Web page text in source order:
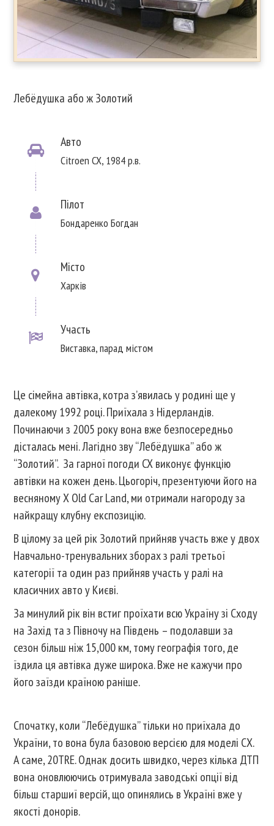
Лебёдушка або ж Золотий
Авто
Citroen CX, 1984 р.в.
Пілот
Бондаренко Богдан
Місто
Харків
Участь
Виставка, парад містом
Це сімейна автівка, котра з’явилась у родині ще у
далекому 1992 році. Приїхала з Нідерландів.
Починаючи з 2005 року вона вже безпосередньо
дісталась мені. Лагідно зву “Лебёдушка” або ж
“Золотий”. За гарної погоди CX виконує функцію
автівки на кожен день. Цьогоріч, презентуючи його на
весняному X Old Car Land, ми отримали нагороду за
найкращу клубну експозицію.
В цілому за цей рік Золотий прийняв участь вже у двох
Навчально-тренувальних зборах з ралі третьої
категорії та один раз прийняв участь у ралі на
класичних авто у Києві.
За минулий рік він встиг проїхати всю Україну зі Сходу
на Захід та з Півночу на Південь – подолавши за
сезон більш ніж 15,000 км, тому географія того, де
їздила ця автівка дуже широка. Вже не кажучи про
його заїзди країною раніше.
Спочатку, коли “Лебёдушка” тільки но приїхала до
України, то вона була базовою версією для моделі СХ.
А саме, 20TRE. Однак досить швидко, через кілька ДТП
вона оновлюючись отримувала заводські опції від
більш старшиї версій, що опинялись в Україні вже у
якості донорів.